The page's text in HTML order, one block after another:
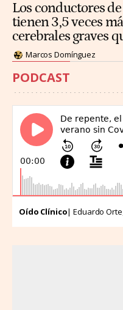
Los conductores
tienen 3,5 veces
cerebrales graves
Marcos Domínguez
PODCAST
Oído Clínico| Eduardo